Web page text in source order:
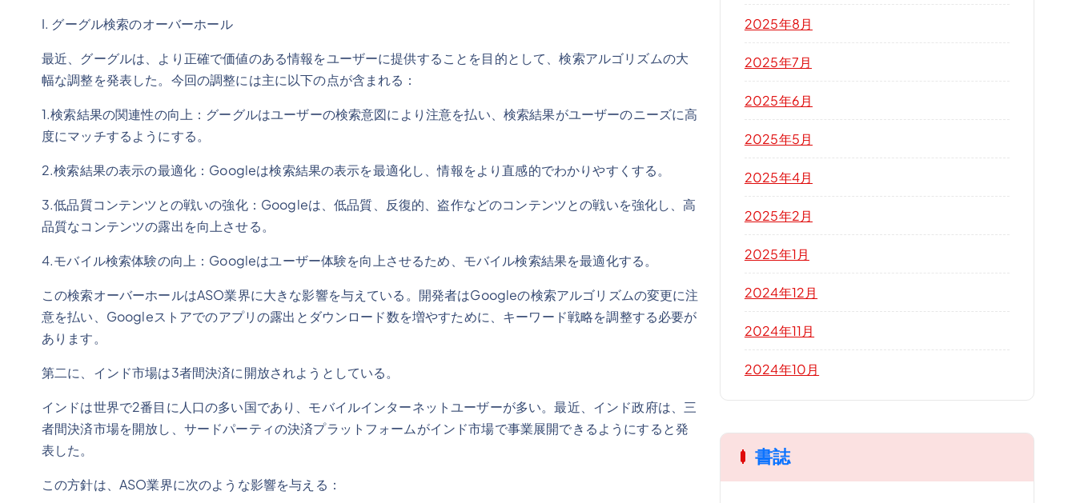
I. グーグル検索のオーバーホール
最近、グーグルは、より正確で価値のある情報をユーザーに提供することを目的として、検索アルゴリズムの大
幅な調整を発表した。今回の調整には主に以下の点が含まれる：
1.検索結果の関連性の向上：グーグルはユーザーの検索意図により注意を払い、検索結果がユーザーのニーズに高
度にマッチするようにする。
2.検索結果の表示の最適化：Googleは検索結果の表示を最適化し、情報をより直感的でわかりやすくする。
3.低品質コンテンツとの戦いの強化：Googleは、低品質、反復的、盗作などのコンテンツとの戦いを強化し、高
品質なコンテンツの露出を向上させる。
4.モバイル検索体験の向上：Googleはユーザー体験を向上させるため、モバイル検索結果を最適化する。
この検索オーバーホールはASO業界に大きな影響を与えている。開発者はGoogleの検索アルゴリズムの変更に注
意を払い、Googleストアでのアプリの露出とダウンロード数を増やすために、キーワード戦略を調整する必要が
あります。
第二に、インド市場は3者間決済に開放されようとしている。
インドは世界で2番目に人口の多い国であり、モバイルインターネットユーザーが多い。最近、インド政府は、三
者間決済市場を開放し、サードパーティの決済プラットフォームがインド市場で事業展開できるようにすると発
表した。
この方針は、ASO業界に次のような影響を与える：
2025年8月
2025年7月
2025年6月
2025年5月
2025年4月
2025年2月
2025年1月
2024年12月
2024年11月
2024年10月
書誌